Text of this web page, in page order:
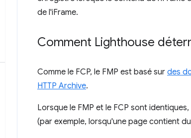
de l'iFrame.
Comment Lighthouse
Comme le FCP, le FMP est basé sur des
HTTP Archive.
Lorsque le FMP et le FCP sont
(par exemple, lorsqu'une page contient